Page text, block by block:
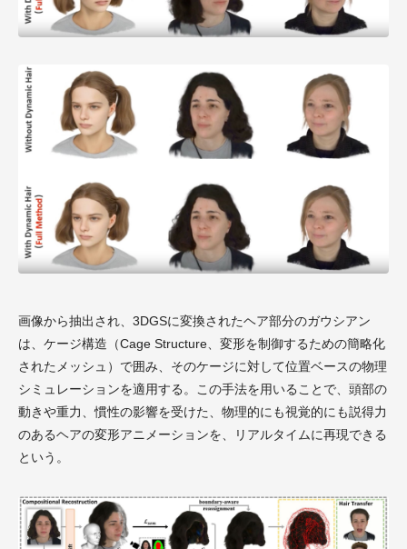
画像から抽出され、3DGSに変換されたヘア部分のガウシアン
は、ケージ構造（Cage Structure、変形を制御するための簡略化
されたメッシュ）で囲み、そのケージに対して位置ベースの物理
シミュレーションを適用する。この手法を用いることで、頭部の
動きや重力、慣性の影響を受けた、物理的にも視覚的にも説得力
のあるヘアの変形アニメーションを、リアルタイムに再現できる
という。